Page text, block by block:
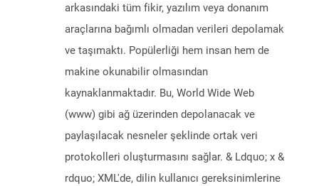
arkasındaki tüm fikir, yazılım veya donanım
araçlarına bağımlı olmadan verileri depolamak
ve taşımaktı. Popülerliği hem insan hem de
makine okunabilir olmasından
kaynaklanmaktadır. Bu, World Wide Web
(www) gibi ağ üzerinden depolanacak ve
paylaşılacak nesneler şeklinde ortak veri
protokolleri oluşturmasını sağlar. & Ldquo; x &
rdquo; XML'de, dilin kullanıcı gereksinimlerine